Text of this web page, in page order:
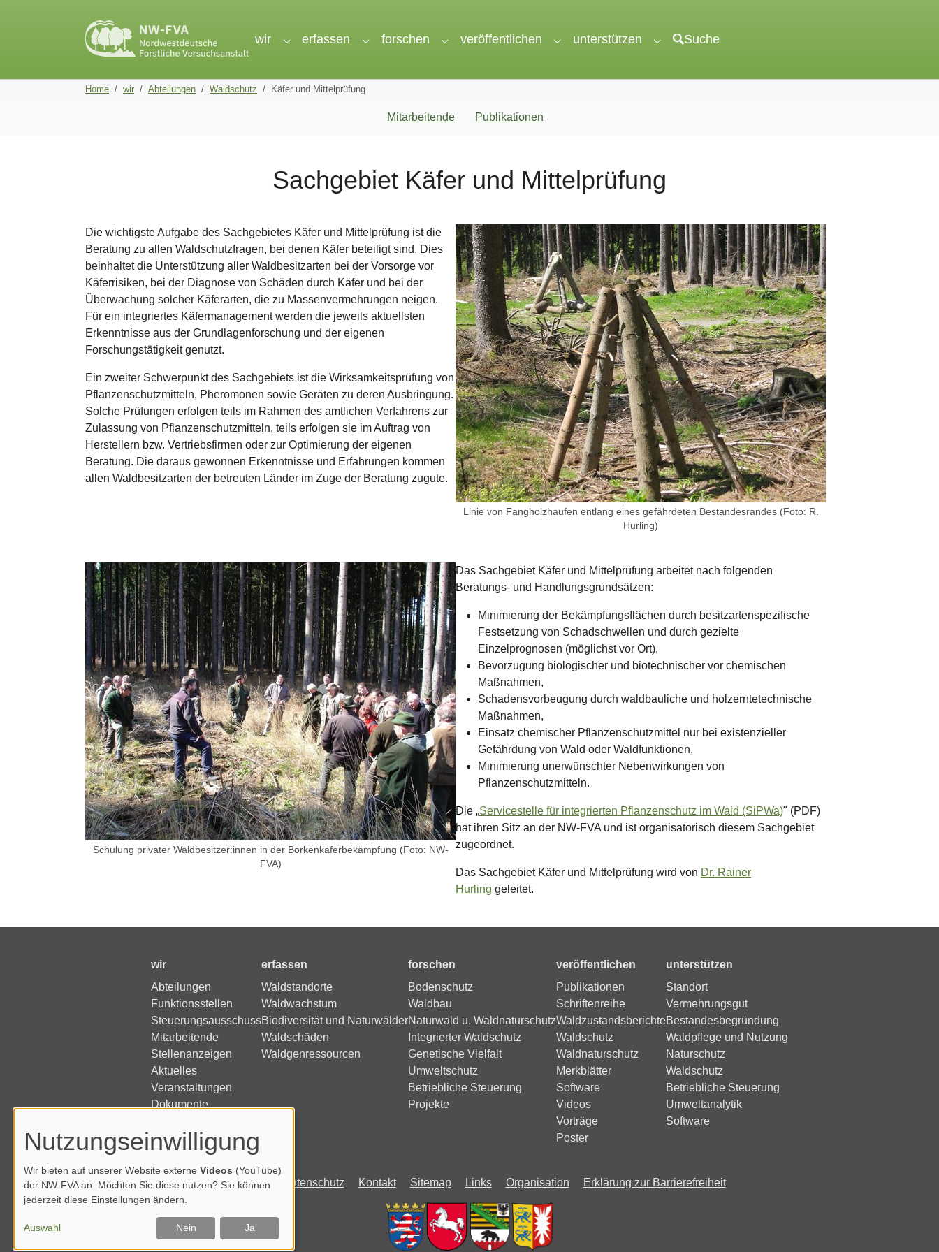
wir
Submenu for "wir"
erfassen
Submenu for "erfassen"
forschen
Submenu for "forschen"
veröffentlichen
Submenu for "veröffentlichen"
unterstützen
Submenu for "unterstützen"
Suche
You are here:
Home wir Abteilungen Waldschutz Käfer und Mittelprüfung
Mitarbeitende Publikationen
Sachgebiet Käfer und Mittelprüfung
Linie von Fangholzhaufen entlang eines gefährdeten Bestandesrandes (Foto: R.
Hurling)
Die wichtigste Aufgabe des Sachgebietes Käfer und Mittelprüfung ist die
Beratung zu allen Waldschutzfragen, bei denen Käfer beteiligt sind. Dies
beinhaltet die Unterstützung aller Waldbesitzarten bei der Vorsorge vor
Käferrisiken, bei der Diagnose von Schäden durch Käfer und bei der
Überwachung solcher Käferarten, die zu Massenvermehrungen neigen.
Für ein integriertes Käfermanagement werden die jeweils aktuellsten
Erkenntnisse aus der Grundlagenforschung und der eigenen
Forschungstätigkeit genutzt.
Ein zweiter Schwerpunkt des Sachgebiets ist die Wirksamkeitsprüfung von
Pflanzenschutzmitteln, Pheromonen sowie Geräten zu deren Ausbringung.
Solche Prüfungen erfolgen teils im Rahmen des amtlichen Verfahrens zur
Zulassung von Pflanzenschutzmitteln, teils erfolgen sie im Auftrag von
Herstellern bzw. Vertriebsfirmen oder zur Optimierung der eigenen
Beratung. Die daraus gewonnen Erkenntnisse und Erfahrungen kommen
allen Waldbesitzarten der betreuten Länder im Zuge der Beratung zugute.
Schulung privater Waldbesitzer:innen in der Borkenkäferbekämpfung (Foto: NW-
FVA)
Das Sachgebiet Käfer und Mittelprüfung arbeitet nach folgenden
Beratungs- und Handlungsgrundsätzen:
Minimierung der Bekämpfungsflächen durch besitzartenspezifische
Festsetzung von Schadschwellen und durch gezielte
Einzelprognosen (möglichst vor Ort),
Bevorzugung biologischer und biotechnischer vor chemischen
Maßnahmen,
Schadensvorbeugung durch waldbauliche und holzerntetechnische
Maßnahmen,
Einsatz chemischer Pflanzenschutzmittel nur bei existenzieller
Gefährdung von Wald oder Waldfunktionen,
Minimierung unerwünschter Nebenwirkungen von
Pflanzenschutzmitteln.
Die „Servicestelle für integrierten Pflanzenschutz im Wald (SiPWa)" (PDF)
hat ihren Sitz an der NW-FVA und ist organisatorisch diesem Sachgebiet
zugeordnet.
Das Sachgebiet Käfer und Mittelprüfung wird von Dr. Rainer
Hurling geleitet.
wir
Abteilungen
Funktionsstellen
Steuerungsausschuss
Mitarbeitende
Stellenanzeigen
Aktuelles
Veranstaltungen
Dokumente
erfassen
Waldstandorte
Waldwachstum
Biodiversität und Naturwälder
Waldschäden
Waldgenressourcen
forschen
Bodenschutz
Waldbau
Naturwald u. Waldnaturschutz
Integrierter Waldschutz
Genetische Vielfalt
Umweltschutz
Betriebliche Steuerung
Projekte
veröffentlichen
Publikationen
Schriftenreihe
Waldzustandsberichte
Waldschutz
Waldnaturschutz
Merkblätter
Software
Videos
Vorträge
Poster
unterstützen
Standort
Vermehrungsgut
Bestandesbegründung
Waldpflege und Nutzung
Naturschutz
Waldschutz
Betriebliche Steuerung
Umweltanalytik
Software
Impressum Datenschutz Kontakt Sitemap Links Organisation Erklärung zur Barrierefreiheit
Nutzungseinwilligung
Wir bieten auf unserer Website externe Videos (YouTube)
der NW-FVA an. Möchten Sie diese nutzen? Sie können
jederzeit diese Einstellungen ändern.
Auswahl Nein Ja